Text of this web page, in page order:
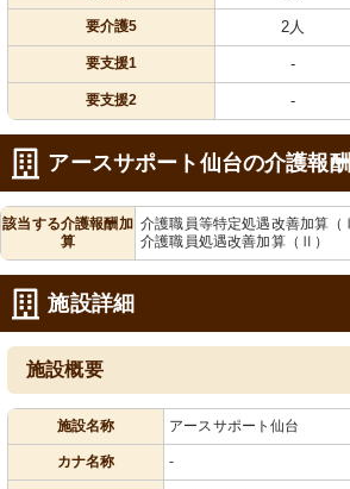
要介護5 2人
要支援1 -
要支援2 -
アースサポート仙台の介護報
該当する介護報酬加
算
介護職員等特定処遇改善加算（
介護職員処遇改善加算（Ⅱ）
施設詳細
施設概要
施設名称 アースサポート仙台
カナ名称 -